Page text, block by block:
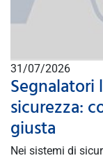
31/07/2026
sicurezza:
giusta
Nei sistemi di